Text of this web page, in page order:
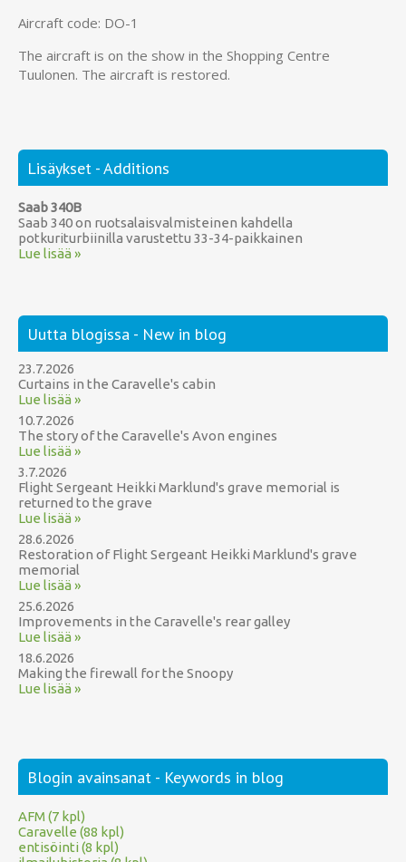
Aircraft code: DO-1
The aircraft is on the show in the Shopping Centre
Tuulonen. The aircraft is restored.
Lisäykset - Additions
Saab 340B
Saab 340 on ruotsalaisvalmisteinen kahdella
potkuriturbiinilla varustettu 33-34-paikkainen
Lue lisää »
Uutta blogissa - New in blog
23.7.2026
Curtains in the Caravelle's cabin
Lue lisää »
10.7.2026
The story of the Caravelle's Avon engines
Lue lisää »
3.7.2026
Flight Sergeant Heikki Marklund's grave memorial is
returned to the grave
Lue lisää »
28.6.2026
Restoration of Flight Sergeant Heikki Marklund's grave
memorial
Lue lisää »
25.6.2026
Improvements in the Caravelle's rear galley
Lue lisää »
18.6.2026
Making the firewall for the Snoopy
Lue lisää »
Blogin avainsanat - Keywords in blog
AFM (7 kpl)
Caravelle (88 kpl)
entisöinti (8 kpl)